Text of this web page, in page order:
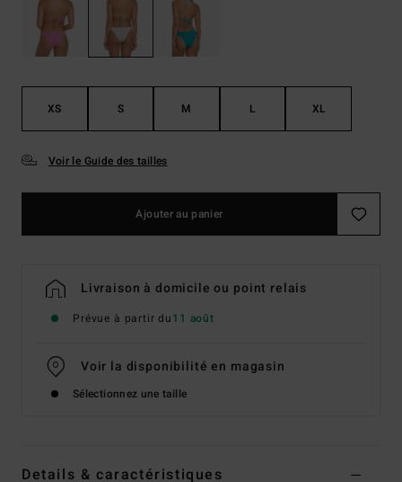
XS S M L XL
Voir le Guide des tailles
Ajouter au panier
Livraison à domicile ou point relais
Prévue à partir du11 août
Voir la disponibilité en magasin
Sélectionnez une taille
Details & caractéristiques